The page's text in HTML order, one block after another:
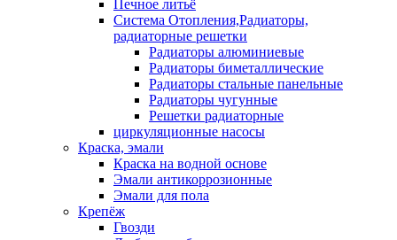
Печное литьё
Система Отопления,Радиаторы,
радиаторные решетки
Радиаторы алюминиевые
Радиаторы биметаллические
Радиаторы стальные панельные
Радиаторы чугунные
Решетки радиаторные
циркуляционные насосы
Краска, эмали
Краска на водной основе
Эмали антикоррозионные
Эмали для пола
Крепёж
Гвозди